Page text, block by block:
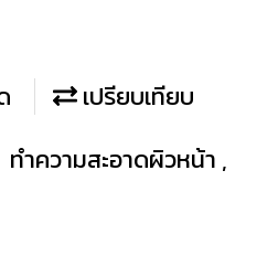
เปรียบเทียบ
ทำความสะอาดผิวหน้า ,